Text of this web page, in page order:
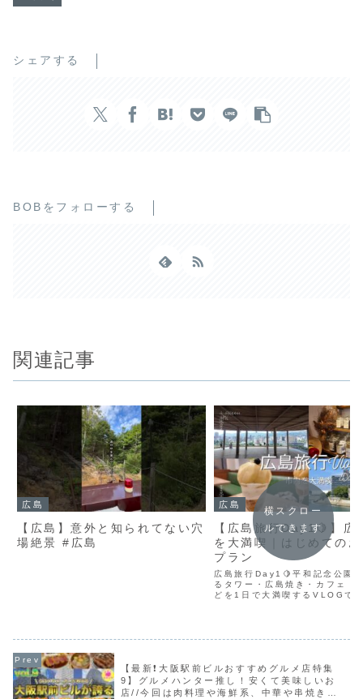
シェアする
BOBをフォローする
関連記事
広島
【広島】意外と知られてない穴
場絶景 #広島
広島
【広島旅行Day1🍋】広
を大満喫｜はじめての
プラン
広島旅行Day1🍋平和記念公園
るタワー・広島焼き・カフェ・
どを1日で大満喫するVLOGで
横スクロー
ルできます
【最新❗️大阪駅前ビルおすすめグルメ店特集
9】グルメハンター推し！安くて美味しいお
店//今回は肉料理や海鮮系、中華や串焼きな